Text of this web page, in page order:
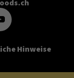
Hinweise